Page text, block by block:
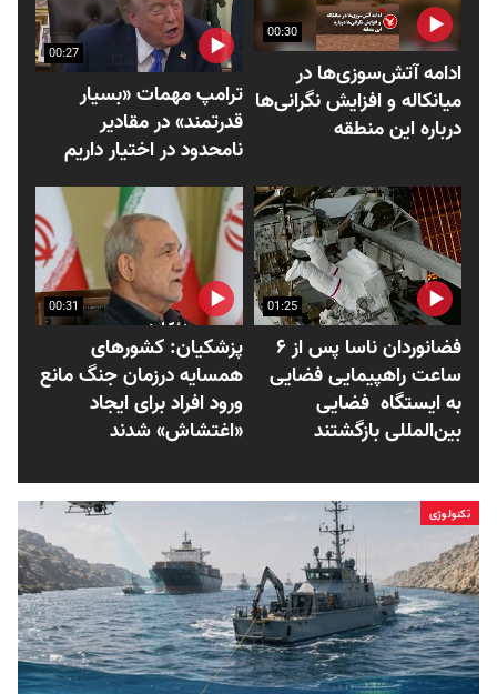
00:30
ادامه آتش‌سوزی‌ها در
میانکاله و افزایش نگرانی‌ها
درباره این منطقه
00:27
ترامپ مهمات «بسیار
قدرتمند» در مقادیر
نامحدود در اختیار داریم
01:25
فضانوردان ناسا پس از ۶
ساعت راهپیمایی فضایی
به ایستگاه فضایی
بین‌المللی بازگشتند
00:31
پزشکیان: کشورهای
همسایه درزمان جنگ مانع
ورود افراد برای ایجاد
«اغتشاش» شدند
تکنولوژی